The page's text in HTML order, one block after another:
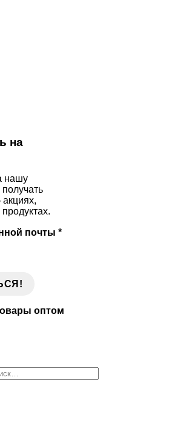
на
нашу
почты *
оптом